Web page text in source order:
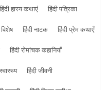
हिंदी हास्य कथाएं
हिंदी पत्रिका
हिंदी नाटक
हिंदी प्रेम कथाएँ
हिंदी रोमांचक कहानियाँ
हिंदी जीवनी